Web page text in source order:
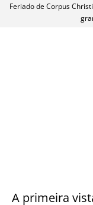
Feriado de Corpus
A primeira